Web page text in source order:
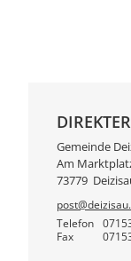
Gemeinde
Am
73779
Telefon
Fax